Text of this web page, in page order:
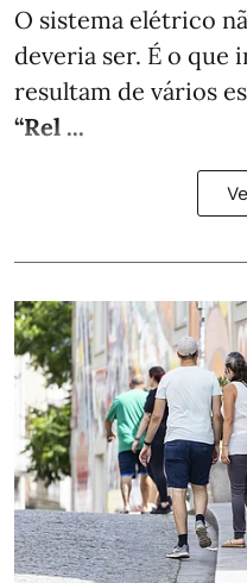
O sistema elétrico
deveria ser. É o que
resultam de vários
“Rel ...